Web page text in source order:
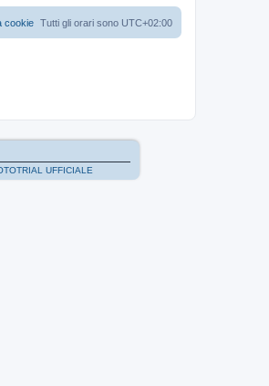
Tutti gli orari sono UTC+02:00
cookie
UFFICIALE